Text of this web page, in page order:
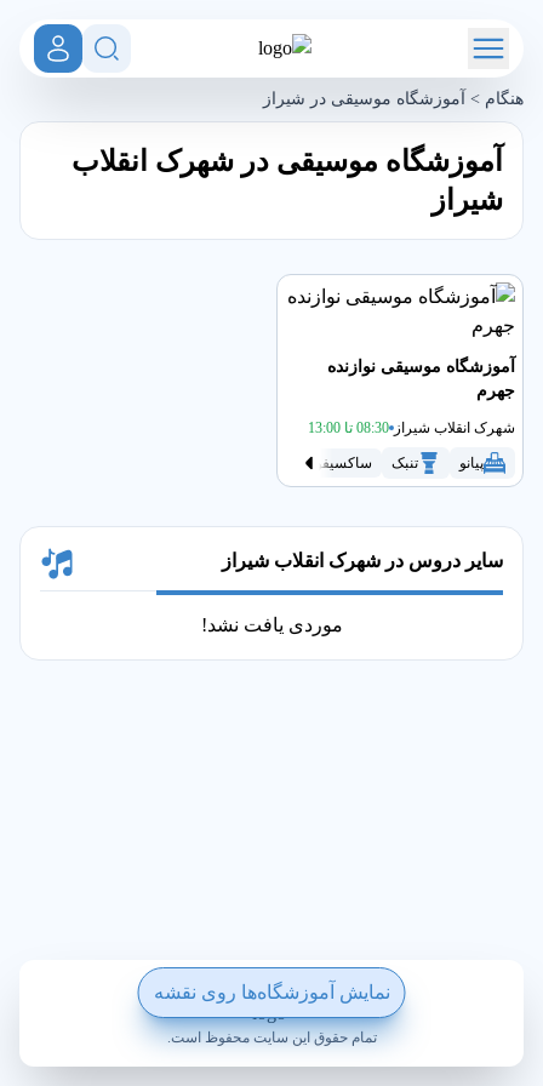
هنگام > آموزشگاه موسیقی در شیراز
آموزشگاه موسیقی در شهرک انقلاب
شیراز
سایر دروس در شهرک انقلاب شیراز
موردی یافت نشد!
آموزشگاه موسیقی نوازنده
جهرم
شهرک انقلاب شیراز 08:30 تا 13:00
پیانو تنبک ساکسیفون
نمایش آموزشگاه‌ها روی نقشه
ساخته شده با ❤️ در ویکی پلاس
تمام حقوق این سایت محفوظ است.